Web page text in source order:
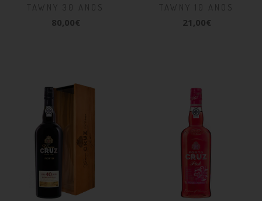
TAWNY 30 ANOS
80,00€
TAWNY 10 ANOS
21,00€